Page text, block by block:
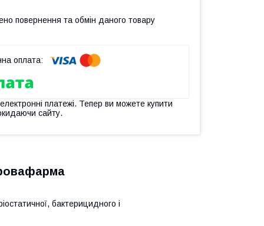
повернення та обмін даного товару
платежі. Тепер ви можете купити
сайту.
бактерицидного і